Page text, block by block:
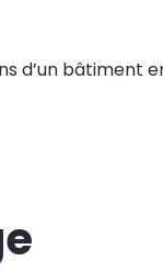
d’un bâtiment